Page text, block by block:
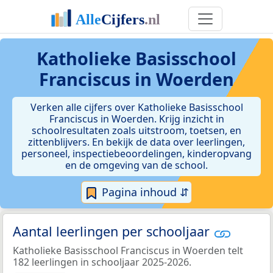
Katholieke Basisschool
Franciscus in Woerden
Verken alle cijfers over Katholieke Basisschool
Franciscus in Woerden. Krijg inzicht in
schoolresultaten zoals uitstroom, toetsen, en
zittenblijvers. En bekijk de data over leerlingen,
personeel, inspectiebeoordelingen, kinderopvang
en de omgeving van de school.
Pagina inhoud ⇵
Aantal leerlingen per schooljaar
Katholieke Basisschool Franciscus in Woerden telt
182 leerlingen in schooljaar 2025-2026.